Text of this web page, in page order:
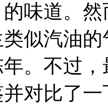
味道。
似汽油
。不过
对比了